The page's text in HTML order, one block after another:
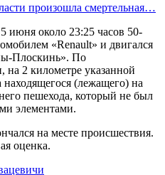
произошла смертельная…
июня около 23:25 часов 50-
«Renault» и двигался
Плоскинь». По
2 километре указанной
(лежащего) на
пешехода, который не был
элементами.
на месте происшествия.
оценка.